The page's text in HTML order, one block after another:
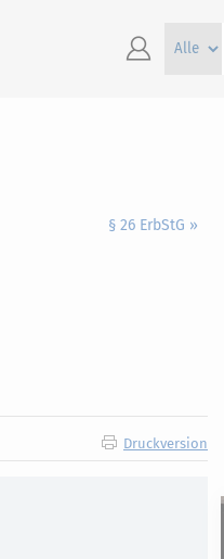
§ 26 ErbStG »
Druckversion